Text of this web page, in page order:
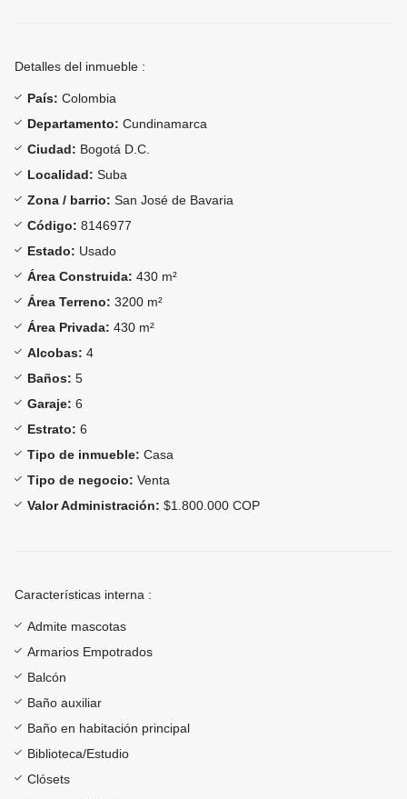
Detalles del inmueble :
País: Colombia
Departamento: Cundinamarca
Ciudad: Bogotá D.C.
Localidad: Suba
Zona / barrio: San José de Bavaria
Código: 8146977
Estado: Usado
Área Construida: 430 m²
Área Terreno: 3200 m²
Área Privada: 430 m²
Alcobas: 4
Baños: 5
Garaje: 6
Estrato: 6
Tipo de inmueble: Casa
Tipo de negocio: Venta
Valor Administración: $1.800.000 COP
Características interna :
Admite mascotas
Armarios Empotrados
Balcón
Baño auxiliar
Baño en habitación principal
Biblioteca/Estudio
Clósets